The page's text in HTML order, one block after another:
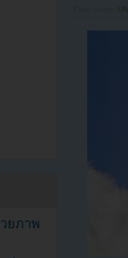
ยภาพ